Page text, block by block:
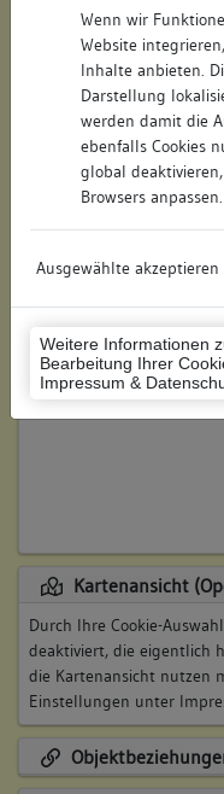
Wenn wir
Website
Inhalte anbieten.
Darstellung
werden damit die
ebenfalls Cookies
global
Browsers anpassen.
Ausgewählte akzeptieren
Weitere Informationen
Bearbeitung Ihrer
Impressum &
Stadt-Teilort:
Regierungsbezirk:
Wohnplatzschlüssel:
Flurstücknummer:
Historischer Straßenname:
Lage des Wohnplatzes:
Kartenansicht
Durch Ihre Cookie-
deaktiviert, die eigentlich
die Kartenansicht nutzen
Einstellungen unter